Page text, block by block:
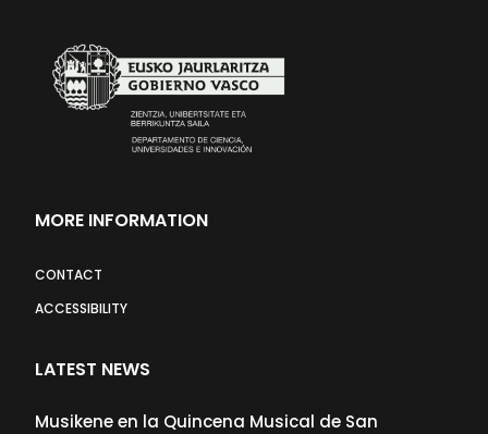
MORE INFORMATION
CONTACT
ACCESSIBILITY
LATEST NEWS
Musikene en la Quincena Musical de San